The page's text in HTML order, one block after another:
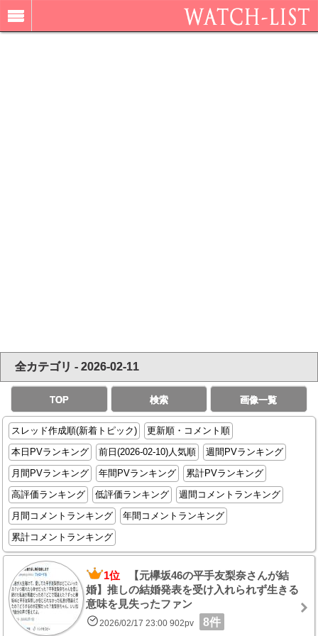
全カテゴリ - 2026-02-11
TOP 検索 画像一覧
スレッド作成順(新着トピック)
更新順・コメント順
本日PVランキング
前日(2026-02-10)人気順
週間PVランキング
月間PVランキング
年間PVランキング
累計PVランキング
高評価ランキング
低評価ランキング
週間コメントランキング
月間コメントランキング
年間コメントランキング
累計コメントランキング
1位 【元欅坂46の平手友梨奈さんが結
婚】推しの結婚発表を受け入れられず生きる
意味を見失ったファン
2026/02/17 23:00 902pv 8件